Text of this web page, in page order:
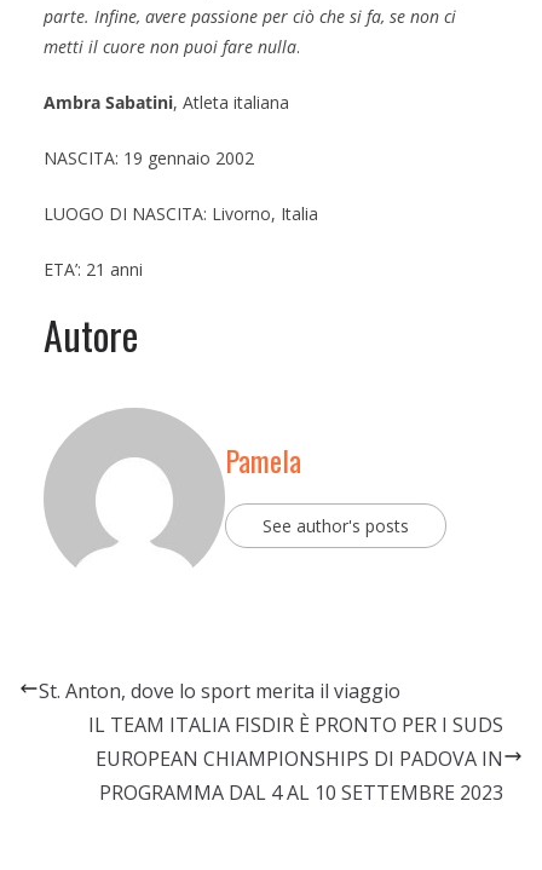
parte. Infine, avere passione per ciò che si fa, se non ci
metti il cuore non puoi fare nulla.
Ambra Sabatini, Atleta italiana
NASCITA: 19 gennaio 2002
LUOGO DI NASCITA: Livorno, Italia
ETA’: 21 anni
Autore
Pamela
See author's posts
St. Anton, dove lo sport merita il viaggio
IL TEAM ITALIA FISDIR È PRONTO PER I SUDS
EUROPEAN CHIAMPIONSHIPS DI PADOVA IN
PROGRAMMA DAL 4 AL 10 SETTEMBRE 2023